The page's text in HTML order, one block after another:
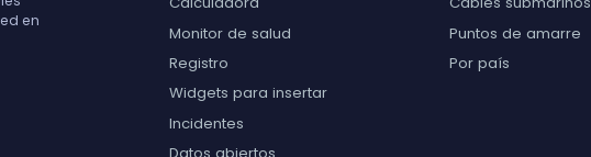
en
Monitor de salud
Registro
Widgets para insertar
Incidentes
Puntos de amarre
Por país